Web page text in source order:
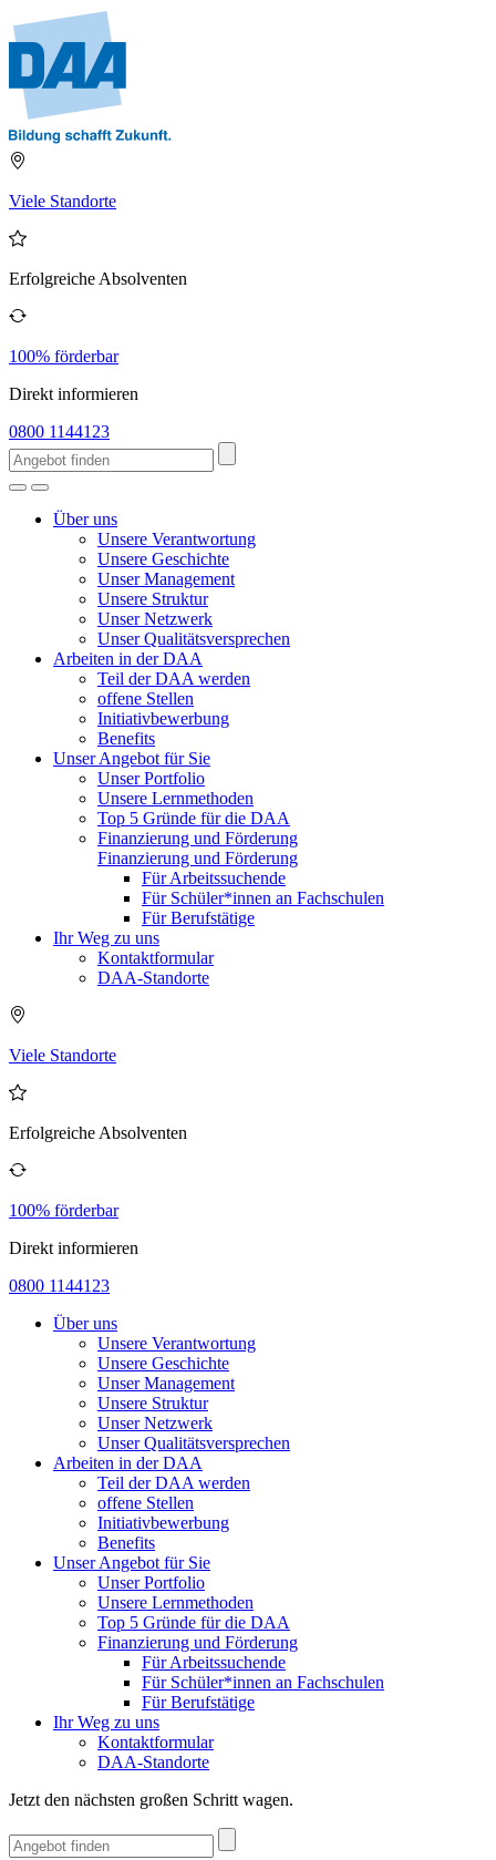
Viele Standorte
Erfolgreiche Absolventen
100% förderbar
Direkt informieren
0800 1144123
Über uns
Unsere Verantwortung
Unsere Geschichte
Unser Management
Unsere Struktur
Unser Netzwerk
Unser Qualitätsversprechen
Arbeiten in der DAA
Teil der DAA werden
offene Stellen
Initiativbewerbung
Benefits
Unser Angebot für Sie
Unser Portfolio
Unsere Lernmethoden
Top 5 Gründe für die DAA
Finanzierung und Förderung
Finanzierung und Förderung
Für Arbeitssuchende
Für Schüler*innen an Fachschulen
Für Berufstätige
Ihr Weg zu uns
Kontaktformular
DAA-Standorte
Viele Standorte
Erfolgreiche Absolventen
100% förderbar
Direkt informieren
0800 1144123
Über uns
Unsere Verantwortung
Unsere Geschichte
Unser Management
Unsere Struktur
Unser Netzwerk
Unser Qualitätsversprechen
Arbeiten in der DAA
Teil der DAA werden
offene Stellen
Initiativbewerbung
Benefits
Unser Angebot für Sie
Unser Portfolio
Unsere Lernmethoden
Top 5 Gründe für die DAA
Finanzierung und Förderung
Für Arbeitssuchende
Für Schüler*innen an Fachschulen
Für Berufstätige
Ihr Weg zu uns
Kontaktformular
DAA-Standorte
Jetzt den nächsten großen Schritt wagen.